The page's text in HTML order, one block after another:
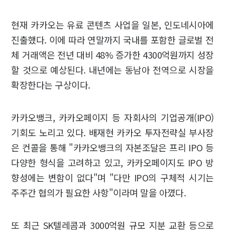
현재 카카오는 유료 콘텐츠 사업을 일본, 인도네시아에
진출했다. 이에 따라 연말까지 국내를 포함한 글로벌 전
체 거래액은 전년 대비 48% 증가한 4300억원까지 성장
할 것으로 예상된다. 내년에는 동남아 전역으로 시장을
확장한다는 구상이다.
카카오뱅크, 카카오페이지 등 자회사의 기업공개(IPO)
기회도 노리고 있다. 배재현 카카오 투자전략실 부사장
은 컨콜을 통해 "카카오뱅크의 자본조달은 프리 IPO 등
다양한 형식을 고려하고 있고, 카카오페이지도 IPO 방
향성에는 변함이 없다"며 "다만 IPO의 구체적 시기는
주주간 협의가 필요한 사항"이라며 말을 아꼈다.
또 최근 SK텔레콤과 3000억원 규모 지분 교환 등으로